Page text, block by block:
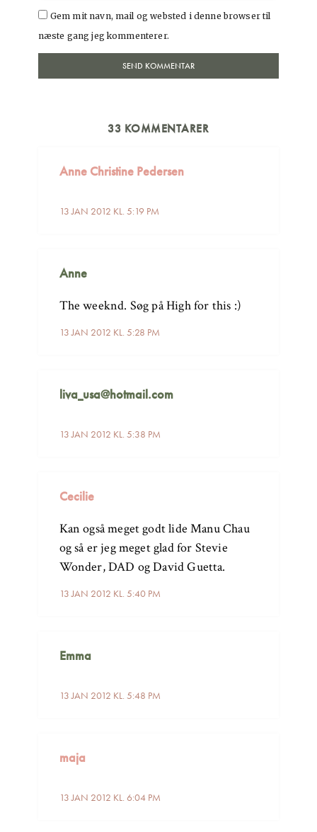
Gem mit navn, mail og websted i denne browser til
næste gang jeg kommenterer.
33 KOMMENTARER
Anne Christine Pedersen
13 JAN 2012 KL. 5:19 PM
Anne
13 JAN 2012 KL. 5:28 PM
The weeknd. Søg på High for this :)
liva_usa@hotmail.com
13 JAN 2012 KL. 5:38 PM
Cecilie
13 JAN 2012 KL. 5:40 PM
Kan også meget godt lide Manu Chau
og så er jeg meget glad for Stevie
Wonder, DAD og David Guetta.
Emma
13 JAN 2012 KL. 5:48 PM
maja
13 JAN 2012 KL. 6:04 PM